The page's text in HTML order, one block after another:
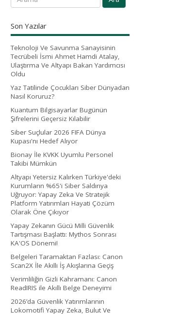
Son Yazılar
Teknoloji Ve Savunma Sanayisinin
Tecrübeli İsmi Ahmet Hamdi Atalay,
Ulaştırma Ve Altyapı Bakan Yardımcısı
Oldu
Yaz Tatilinde Çocukları Siber Dünyadan
Nasıl Koruruz?
Kuantum Bilgisayarlar Bugünün
Şifrelerini Geçersiz Kılabilir
Siber Suçlular 2026 FIFA Dünya
Kupası'nı Hedef Alıyor
Bionay İle KVKK Uyumlu Personel
Takibi Mümkün
Altyapı Yetersiz Kalırken Türkiye'deki
Kurumların %65'i Siber Saldırıya
Uğruyor: Yapay Zeka Ve Stratejik
Platform Yatırımları Hayati Çözüm
Olarak Öne Çıkıyor
Yapay Zekanın Gücü Milli Güvenlik
Tartışması Başlattı: Mythos Sonrası
KA'OS Dönemi!
Belgeleri Taramaktan Fazlası: Canon
Scan2X İle Akıllı İş Akışlarına Geçiş
Verimliliğin Gizli Kahramanı: Canon
ReadIRIS ile Akıllı Belge Deneyimi
2026’da Güvenlik Yatırımlarının
Lokomotifi Yapay Zeka, Bulut Ve